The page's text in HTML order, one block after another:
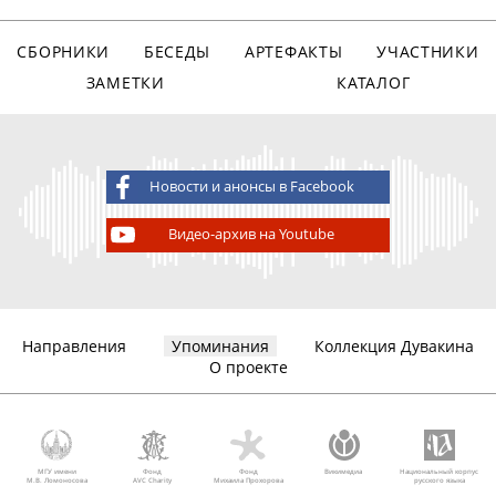
СБОРНИКИ БЕСЕДЫ АРТЕФАКТЫ
УЧАСТНИКИ
ЗАМЕТКИ
КАТАЛОГ
Новости и анонсы в Facebook
Видео-архив на Youtube
Направления Упоминания
Коллекция Дувакина
О проекте
МГУ имени
М.В. Ломоносова
Фонд
AVC Charity
Фонд
Михаила Прохорова
Викимедиа
Национальный корпус
русского языка